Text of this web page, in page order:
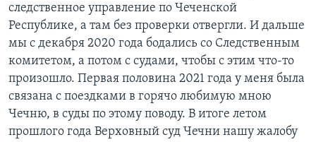
следственное управление по Чеченской
Республике, а там без проверки отвергли. И дальше
мы с декабря 2020 года бодались со Следственным
комитетом, а потом с судами, чтобы с этим что-то
произошло. Первая половина 2021 года у меня была
связана с поездками в горячо любимую мною
Чечню, в суды по этому поводу. В итоге летом
прошлого года Верховный суд Чечни нашу жалобу